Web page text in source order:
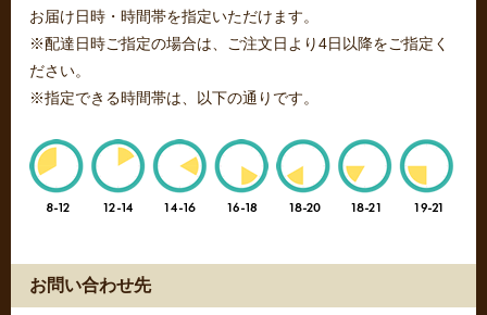
お届け日時・時間帯を指定いただけます。
※配達日時ご指定の場合は、ご注文日より4日以降をご指定く
ださい。
※指定できる時間帯は、以下の通りです。
お問い合わせ先